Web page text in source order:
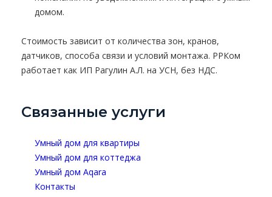
домом.
Стоимость зависит от количества зон, кранов,
датчиков, способа связи и условий монтажа. РРКом
работает как ИП Рагулин А.Л. на УСН, без НДС.
Связанные услуги
Умный дом для квартиры
Умный дом для коттеджа
Умный дом Aqara
Контакты